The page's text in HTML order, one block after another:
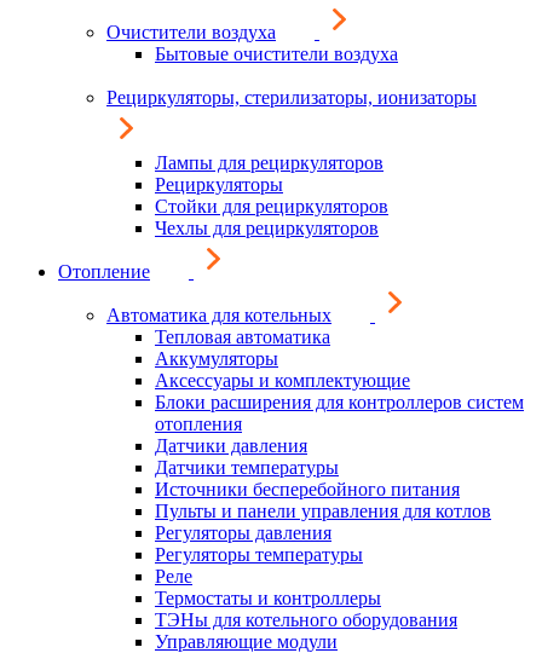
Очистители воздуха
Бытовые очистители воздуха
Рециркуляторы, стерилизаторы, ионизаторы
Лампы для рециркуляторов
Рециркуляторы
Стойки для рециркуляторов
Чехлы для рециркуляторов
Отопление
Автоматика для котельных
Тепловая автоматика
Аккумуляторы
Аксессуары и комплектующие
Блоки расширения для контроллеров систем
отопления
Датчики давления
Датчики температуры
Источники бесперебойного питания
Пульты и панели управления для котлов
Регуляторы давления
Регуляторы температуры
Реле
Термостаты и контроллеры
ТЭНы для котельного оборудования
Управляющие модули